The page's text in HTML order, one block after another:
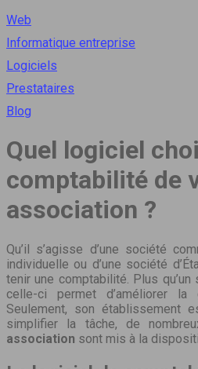
Web
Informatique entreprise
Logiciels
Prestataires
Blog
Quel logiciel
comptabilité de
association ?
Qu’il s’agisse d’une société commerciale, d’une entreprise
individuelle ou d’une société
tenir une comptabilité. Plus qu’un
celle-ci permet d’améliorer la
Seulement, son établissement
simplifier la tâche, de
association sont mis à la